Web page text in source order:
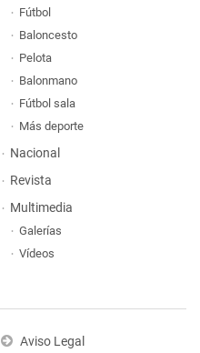
Fútbol
Baloncesto
Pelota
Balonmano
Fútbol sala
Más deporte
Nacional
Revista
Multimedia
Galerías
Vídeos
Aviso Legal